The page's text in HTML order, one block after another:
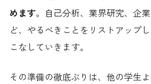
めます。自己分析、業界研究、企
ど、やるべきことをリストアップ
こなしていきます。
その準備の徹底ぶりは、他の学生